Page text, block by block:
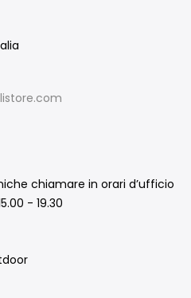
chiamare in orari d’ufficio
- 19.30